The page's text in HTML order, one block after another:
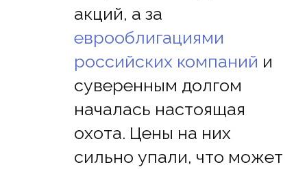
акций, а за
еврооблигациями
российских компаний и
суверенным долгом
началась настоящая
охота. Цены на них
сильно упали, что может